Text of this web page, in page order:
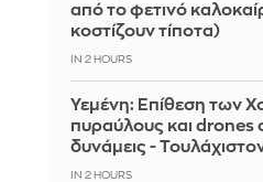
από το φετινό
κοστίζουν τίποτα)
IN 2 HOURS
Υεμένη: Επίθεση των
πυραύλους και drones
δυνάμεις -
IN 2 HOURS